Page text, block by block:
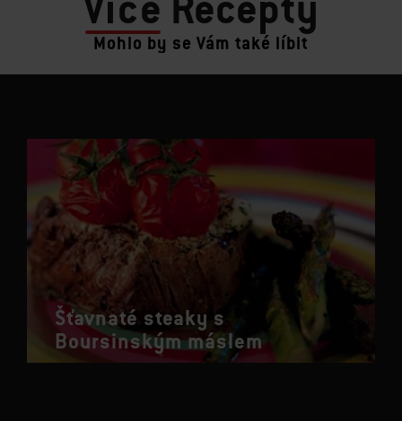
Mohlo by se Vám také líbit
Šťavnaté steaky s
Boursinským máslem